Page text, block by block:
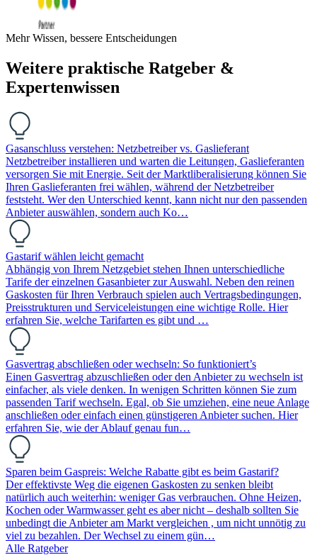
Mehr Wissen, bessere Entscheidungen
Weitere praktische Ratgeber &
Expertenwissen
Gasanschluss verstehen: Netzbetreiber vs. Gaslieferant
Netzbetreiber installieren und warten die Leitungen, Gaslieferanten
versorgen Sie mit Energie. Seit der Marktliberalisierung können Sie
Ihren Gaslieferanten frei wählen, während der Netzbetreiber
feststeht. Wer den Unterschied kennt, kann nicht nur den passenden
Anbieter auswählen, sondern auch Ko…
Gastarif wählen leicht gemacht
Abhängig von Ihrem Netzgebiet stehen Ihnen unterschiedliche
Tarife der einzelnen Gasanbieter zur Auswahl. Neben den reinen
Gaskosten für Ihren Verbrauch spielen auch Vertragsbedingungen,
Preisstrukturen und Serviceleistungen eine wichtige Rolle. Hier
erfahren Sie, welche Tarifarten es gibt und …
Gasvertrag abschließen oder wechseln: So funktioniert’s
Einen Gasvertrag abzuschließen oder den Anbieter zu wechseln ist
einfacher, als viele denken. In wenigen Schritten können Sie zum
passenden Tarif wechseln. Egal, ob Sie umziehen, eine neue Anlage
anschließen oder einfach einen günstigeren Anbieter suchen. Hier
erfahren Sie, wie der Ablauf genau fun…
Sparen beim Gaspreis: Welche Rabatte gibt es beim Gastarif?
Der effektivste Weg die eigenen Gaskosten zu senken bleibt
natürlich auch weiterhin: weniger Gas verbrauchen. Ohne Heizen,
Kochen oder Warmwasser geht es aber nicht – deshalb sollten Sie
unbedingt die Anbieter am Markt vergleichen , um nicht unnötig zu
viel zu bezahlen. Der Wechsel zu einem gün…
Alle Ratgeber